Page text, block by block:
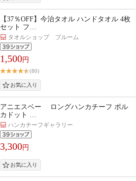
【37％OFF】今治タオル ハンドタオル 4枚
セット フ…
タオルショップ ブルーム
1,500円
(80)
アニエスベー ロングハンカチーフ ポル
カドット …
ハンカチーフギャラリー
3,300円